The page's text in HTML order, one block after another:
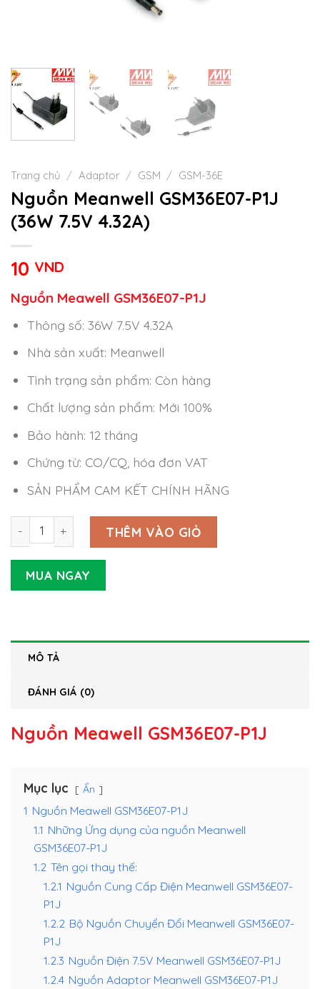
Trang chủ / Adaptor / GSM / GSM-36E
Nguồn Meanwell GSM36E07-P1J
(36W 7.5V 4.32A)
10 VND
Nguồn Meawell GSM36E07-P1J
Thông số: 36W 7.5V 4.32A
Nhà sản xuất: Meanwell
Tình trạng sản phẩm: Còn hàng
Chất lượng sản phẩm: Mới 100%
Bảo hành: 12 tháng
Chứng từ: CO/CQ, hóa đơn VAT
SẢN PHẨM CAM KẾT CHÍNH HÃNG
Nguồn Meanwell GSM36E07-P1J (36W 7.5V 4.32A) số
THÊM VÀO GIỎ
MUA NGAY
MÔ TẢ
ĐÁNH GIÁ (0)
Nguồn Meawell GSM36E07-P1J
Mục lục Ẩn
1 Nguồn Meawell GSM36E07-P1J
1.1 Những Ứng dụng của nguồn Meanwell
GSM36E07-P1J
1.2 Tên gọi thay thế:
1.2.1 Nguồn Cung Cấp Điện Meanwell GSM36E07-
P1J
1.2.2 Bộ Nguồn Chuyển Đổi Meanwell GSM36E07-
P1J
1.2.3 Nguồn Điện 7.5V Meanwell GSM36E07-P1J
1.2.4 Nguồn Adaptor Meanwell GSM36E07-P1J